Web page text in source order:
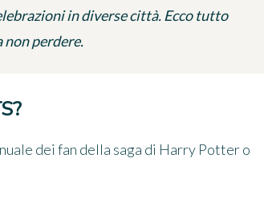
in diverse città. Ecco tutto
non perdere.
dei fan della saga di Harry Potter o